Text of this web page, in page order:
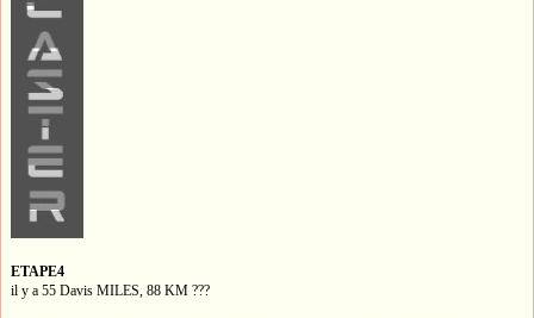
ETAPE4
il y a 55 Davis MILES, 88 KM ???